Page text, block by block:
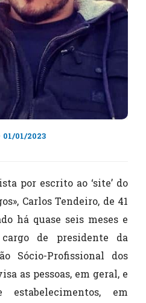
01/01/2023
por escrito ao ‘site’ do
Carlos Tendeiro, de 41
há quase seis meses e
de presidente da
Sócio-Profissional dos
as pessoas, em geral, e
em